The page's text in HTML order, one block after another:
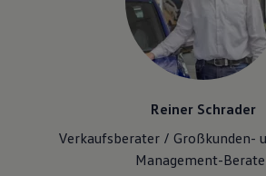
Reiner Schrader
Verkaufsberater / Großkunden-
Management-